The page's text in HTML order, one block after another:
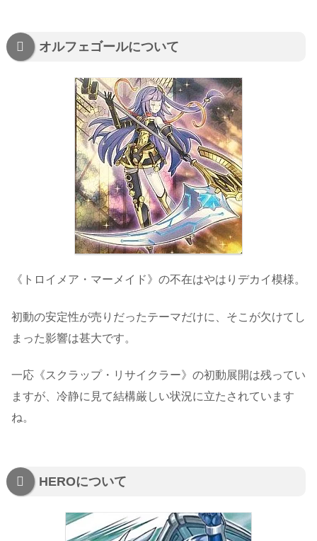
オルフェゴールについて
《トロイメア・マーメイド》の不在はやはりデカイ模様。
初動の安定性が売りだったテーマだけに、そこが欠けてし
まった影響は甚大です。
一応《スクラップ・リサイクラー》の初動展開は残ってい
ますが、冷静に見て結構厳しい状況に立たされています
ね。
HEROについて